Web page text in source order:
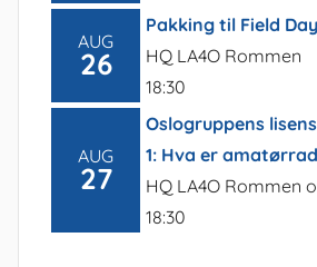
AUG
26
Pakking til Field
HQ LA4O Rommen
18:30
AUG
27
Oslogruppens
1: Hva er
HQ LA4O Rommen
18:30